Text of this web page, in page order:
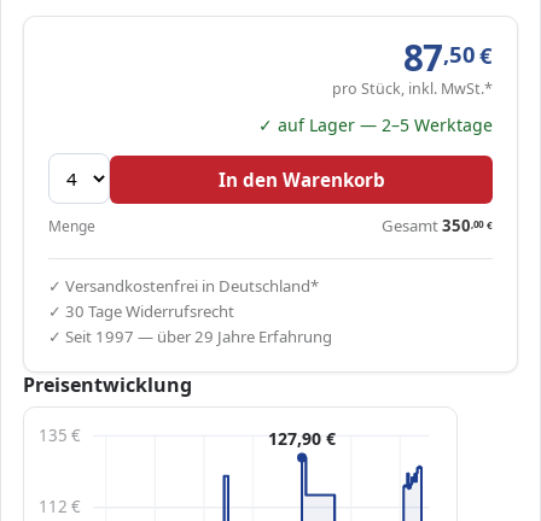
87,50€
pro Stück, inkl. MwSt.*
✓ auf Lager — 2–5 Werktage
In den Warenkorb
Menge Gesamt350,00€
✓ Versandkostenfrei in Deutschland*
✓ 30 Tage Widerrufsrecht
✓ Seit 1997 — über 29 Jahre Erfahrung
Preisentwicklung
112 €
135 € 127,90 €